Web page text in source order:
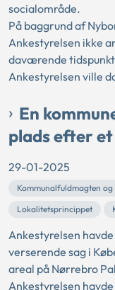
socialområde.
På baggrund af
Ankestyrelsen ikke
daværende
Ankestyrelsen ville
En
plads efter
29-01-2025
Kommunalfuldmagten
Lokalitetsprincippet
Ankestyrelsen
verserende sag i
areal på Nørrebro
Ankestyrelsen